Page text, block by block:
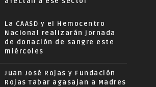
La CAASD y el Hemocentro
Nacional realizarán jornada
de donación de sangre este
miércoles
Juan José Rojas y Fundación
Rojas Tabar agasajan a Madres